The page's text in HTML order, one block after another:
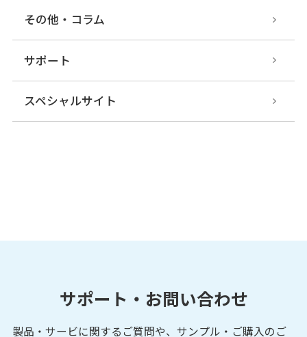
その他・コラム
サポート
スペシャルサイト
サポート・お問い合わせ
製品・サービに関するご質問や、サンプル・ご購入の ご